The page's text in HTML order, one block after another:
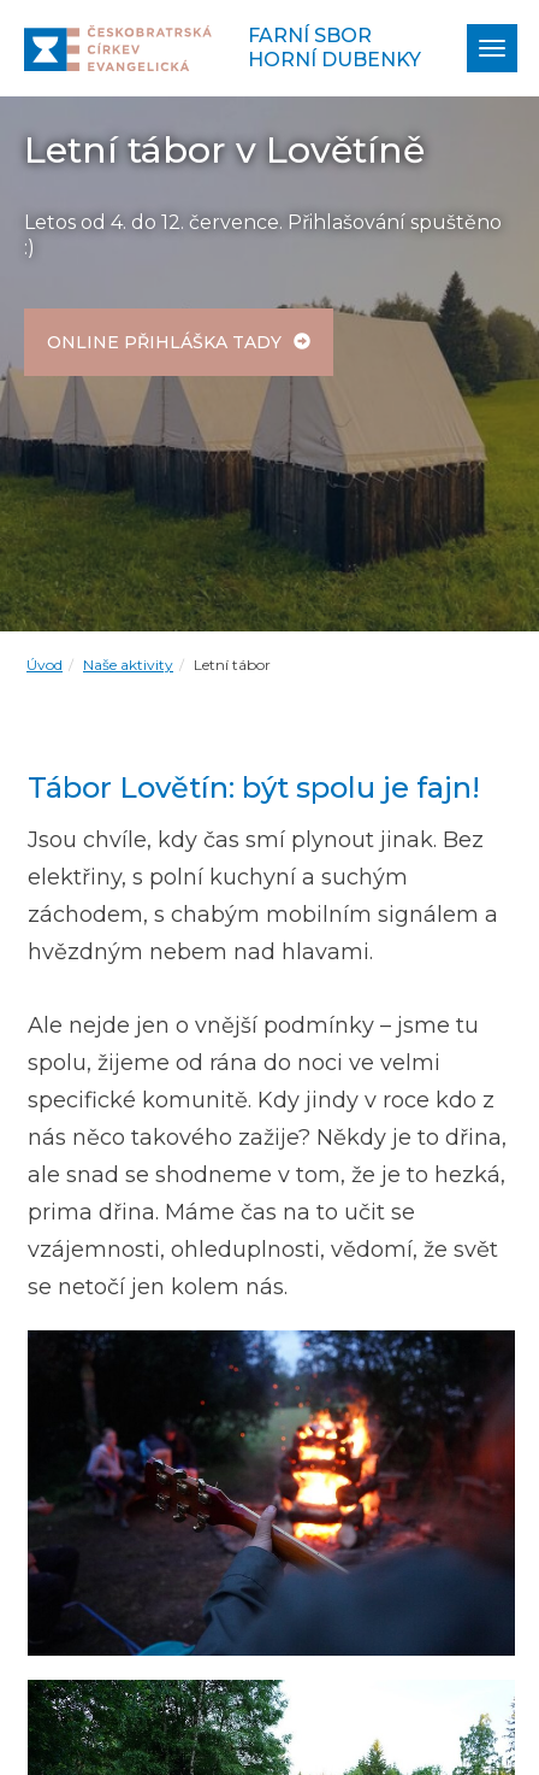
FARNÍ SBOR
HORNÍ DUBENKY
Letní tábor v Lovětíně
Letos od 4. do 12. července. Přihlašování spuštěno
:)
ONLINE PŘIHLÁŠKA TADY
Úvod Naše aktivity Letní tábor
Tábor Lovětín: být spolu je fajn!
Jsou chvíle, kdy čas smí plynout jinak. Bez
elektřiny, s polní kuchyní a suchým
záchodem, s chabým mobilním signálem a
hvězdným nebem nad hlavami.
Ale nejde jen o vnější podmínky – jsme tu
spolu, žijeme od rána do noci ve velmi
specifické komunitě. Kdy jindy v roce kdo z
nás něco takového zažije? Někdy je to dřina,
ale snad se shodneme v tom, že je to hezká,
prima dřina. Máme čas na to učit se
vzájemnosti, ohleduplnosti, vědomí, že svět
se netočí jen kolem nás.